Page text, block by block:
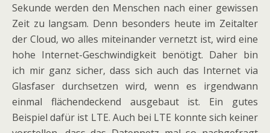
Sekunde werden den Menschen nach einer gewissen
Zeit zu langsam. Denn besonders heute im Zeitalter
der Cloud, wo alles miteinander vernetzt ist, wird eine
hohe Internet-Geschwindigkeit benötigt. Daher bin
ich mir ganz sicher, dass sich auch das Internet via
Glasfaser durchsetzen wird, wenn es irgendwann
einmal flächendeckend ausgebaut ist. Ein gutes
Beispiel dafür ist LTE. Auch bei LTE konnte sich keiner